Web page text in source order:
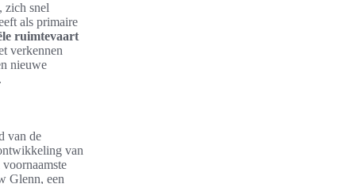
zich snel
als primaire
ruimtevaart
verkennen
nieuwe
van de
van
Glenn, een